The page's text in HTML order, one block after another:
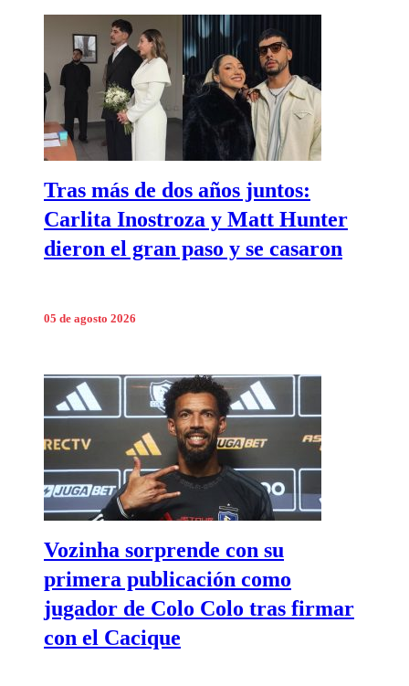
Tras más de dos años juntos:
Carlita Inostroza y Matt Hunter
dieron el gran paso y se casaron
05 de agosto 2026
Vozinha sorprende con su
primera publicación como
jugador de Colo Colo tras firmar
con el Cacique